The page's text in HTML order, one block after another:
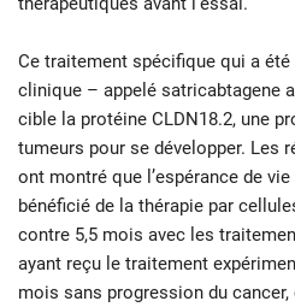
Ce traitement spécifique qui a
clinique – appelé satricabtagene
cible la protéine CLDN18.2, une
tumeurs pour se développer. Les
ont montré que l’espérance de
bénéficié de la thérapie par
contre 5,5 mois avec les
ayant reçu le traitement
mois sans progression du